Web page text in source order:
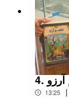
آرزو
13:25 |